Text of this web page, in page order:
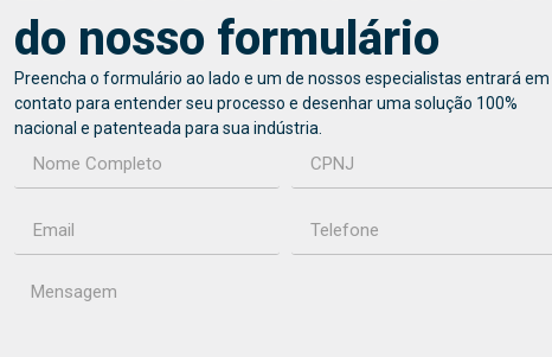
do nosso formulário
Preencha o formulário ao lado e um de nossos especialistas entrará em
contato para entender seu processo e desenhar uma solução 100%
nacional e patenteada para sua indústria.